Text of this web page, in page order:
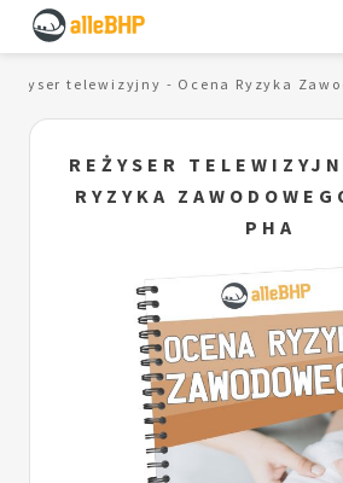
Reżyser telewizyjny - Ocena Ryzyka
REŻYSER
RYZYKA
PHA